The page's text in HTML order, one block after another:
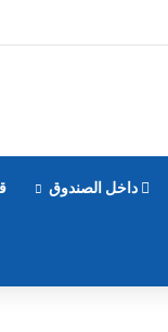
داخل الصندوق